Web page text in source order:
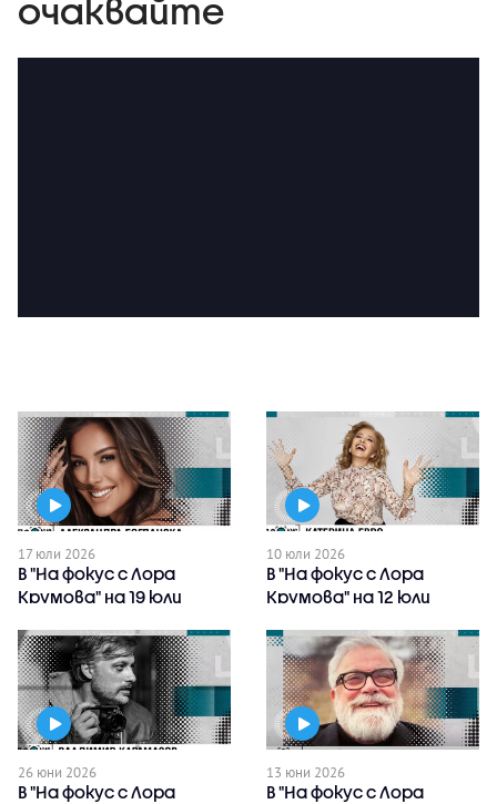
очаквайте
17 юли 2026
В "На фокус с Лора
Крумова" на 19 юли
10 юли 2026
В "На фокус с Лора
Крумова" на 12 юли
26 юни 2026
В "На фокус с Лора
13 юни 2026
В "На фокус с Лора